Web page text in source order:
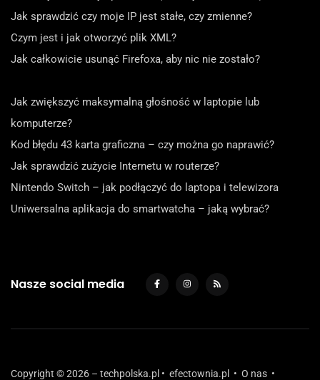
Jak sprawdzić czy moje IP jest stałe, czy zmienne?
Czym jest i jak otworzyć plik XML?
Jak całkowicie usunąć Firefoxa, aby nic nie zostało?
Jak zwiększyć maksymalną głośność w laptopie lub
komputerze?
Kod błędu 43 karta graficzna – czy można go naprawić?
Jak sprawdzić zużycie Internetu w routerze?
Nintendo Switch – jak podłączyć do laptopa i telewizora
Uniwersalna aplikacja do smartwatcha – jaką wybrać?
Nasze social media
Copyright © 2026 – techpolska.pl • efectownia.pl • O nas •